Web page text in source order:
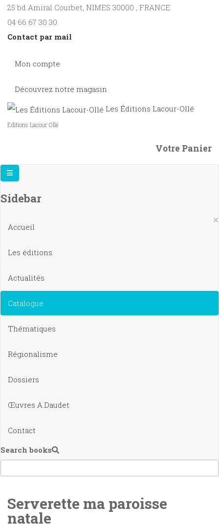
25 bd Amiral Courbet, NIMES 30000 , FRANCE
04 66 67 30 30
Contact par mail
Mon compte
Découvrez notre magasin
Les Éditions Lacour-Ollé
Editions Lacour Ollé
Votre Panier
Sidebar
×
Accueil
Les éditions
Actualités
Catalogue
Thématiques
Régionalisme
Dossiers
Œuvres A.Daudet
Contact
Search books
Serverette ma paroisse
natale